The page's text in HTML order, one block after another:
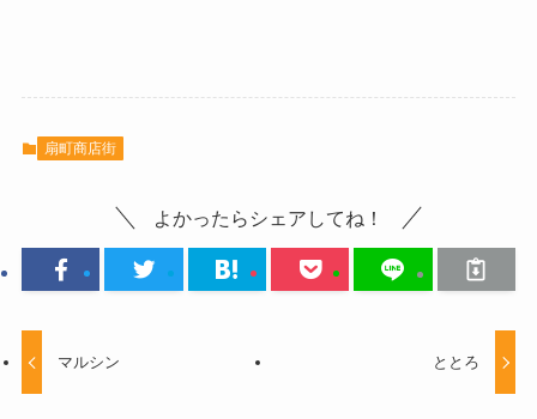
扇町商店街
よかったらシェアしてね！
マルシン ととろ